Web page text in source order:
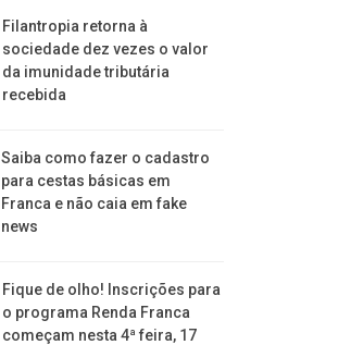
Filantropia retorna à
sociedade dez vezes o valor
da imunidade tributária
recebida
Saiba como fazer o cadastro
para cestas básicas em
Franca e não caia em fake
news
Fique de olho! Inscrições para
o programa Renda Franca
começam nesta 4ª feira, 17